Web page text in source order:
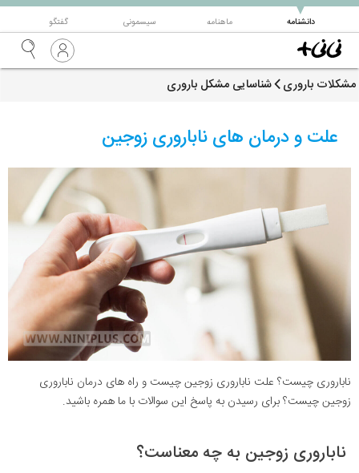
دانشنامه
▼ ماهنامه سیسمونی گفتگو
مشکلات باروری شناسایی مشکل باروری
علت و درمان های ناباروری زوجین
ناباروری چیست؟ علت ناباروری زوجین چیست و راه های درمان ناباروری
زوجین چیست؟ برای رسیدن به پاسخ این سوالات با ما همره باشید.
ناباروری زوجین به چه معناست؟